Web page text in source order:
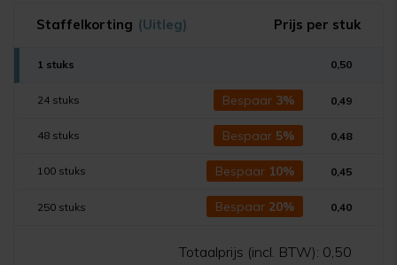
Staffelkorting (Uitleg) Prijs per stuk
1 stuks 0,50
24 stuks Bespaar 3% 0,49
48 stuks Bespaar 5% 0,48
100 stuks Bespaar 10% 0,45
250 stuks Bespaar 20% 0,40
Totaalprijs (incl. BTW): 0,50